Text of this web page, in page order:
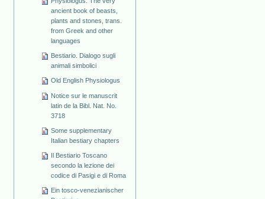
ancient book of beasts,
plants and stones, trans.
from Greek and other
languages
Bestiario. Dialogo sugli
animali simbolici
Old English Physiologus
Notice sur le manuscrit
latin de la Bibl. Nat. No.
3718
Some supplementary
Italian bestiary chapters
Il Bestiario Toscano
secondo la lezione dei
codice di Pasigi e di Roma
Ein tosco-venezianischer